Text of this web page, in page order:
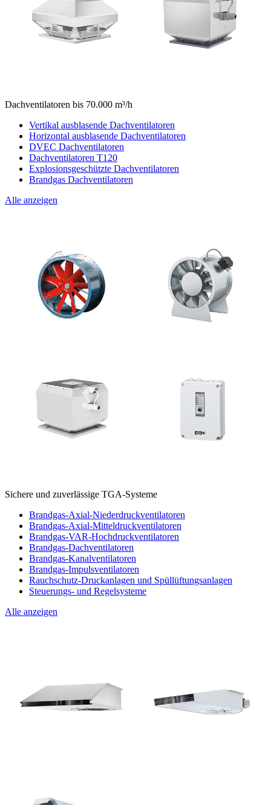
Dachventilatoren bis 70.000 m³/h
Vertikal ausblasende Dachventilatoren
Horizontal ausblasende Dachventilatoren
DVEC Dachventilatoren
Dachventilatoren T120
Explosionsgeschützte Dachventilatoren
Brandgas Dachventilatoren
Alle anzeigen
Sichere und zuverlässige TGA-Systeme
Brandgas-Axial-Niederdruckventilatoren
Brandgas-Axial-Mitteldruckventilatoren
Brandgas-VAR-Hochdruckventilatoren
Brandgas-Dachventilatoren
Brandgas-Kanalventilatoren
Brandgas-Impulsventilatoren
Rauchschutz-Druckanlagen und Spüllüftungsanlagen
Steuerungs- und Regelsysteme
Alle anzeigen